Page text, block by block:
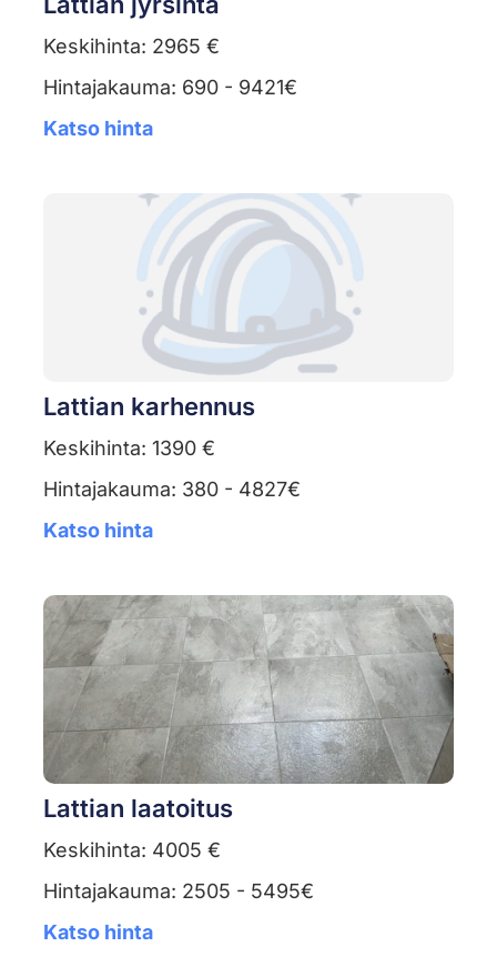
Keskihinta: 2965 €
Hintajakauma: 690 - 9421€
Katso hinta
Lattian karhennus
Keskihinta: 1390 €
Hintajakauma: 380 - 4827€
Katso hinta
Lattian laatoitus
Keskihinta: 4005 €
Hintajakauma: 2505 - 5495€
Katso hinta